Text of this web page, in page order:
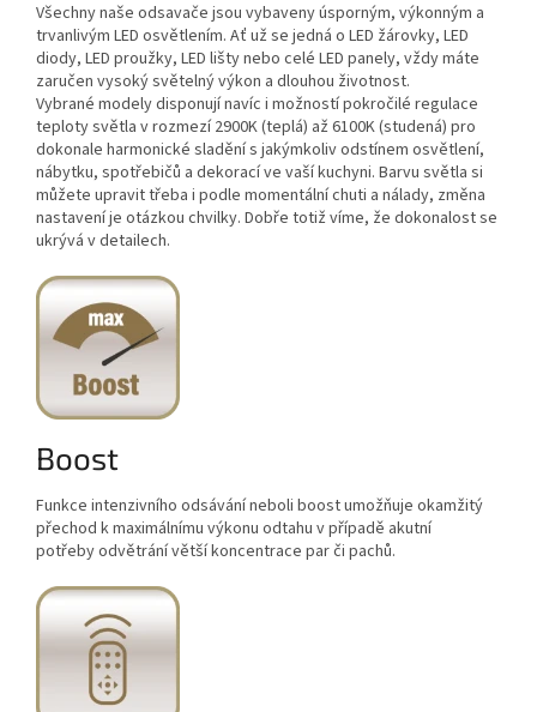
Všechny naše odsavače jsou vybaveny úsporným, výkonným a
trvanlivým LED osvětlením. Ať už se jedná o LED žárovky, LED
diody, LED proužky, LED lišty nebo celé LED panely, vždy máte
zaručen vysoký světelný výkon a dlouhou životnost.
Vybrané modely disponují navíc i možností pokročilé regulace
teploty světla v rozmezí 2900K (teplá) až 6100K (studená) pro
dokonale harmonické sladění s jakýmkoliv odstínem osvětlení,
nábytku, spotřebičů a dekorací ve vaší kuchyni. Barvu světla si
můžete upravit třeba i podle momentální chuti a nálady, změna
nastavení je otázkou chvilky. Dobře totiž víme, že dokonalost se
ukrývá v detailech.
Boost
Funkce intenzivního odsávání neboli boost umožňuje okamžitý
přechod k maximálnímu výkonu odtahu v případě akutní
potřeby odvětrání větší koncentrace par či pachů.